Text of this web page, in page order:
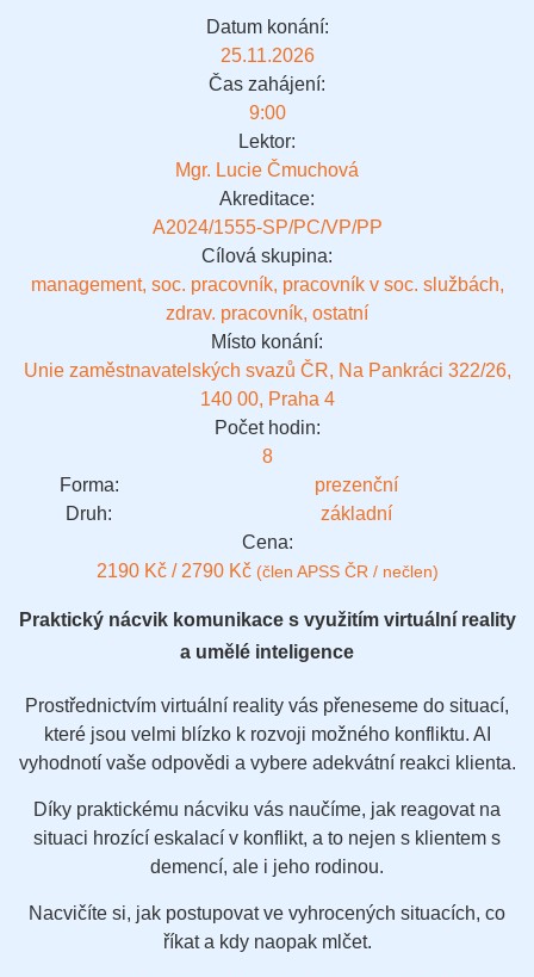
Datum konání:
25.11.2026
Čas zahájení:
9:00
Lektor:
Mgr. Lucie Čmuchová
Akreditace:
A2024/1555-SP/PC/VP/PP
Cílová skupina:
management, soc. pracovník, pracovník v soc. službách,
zdrav. pracovník, ostatní
Místo konání:
Unie zaměstnavatelských svazů ČR, Na Pankráci 322/26,
140 00, Praha 4
Počet hodin:
8
Forma:
prezenční
Druh:
základní
Cena:
2190 Kč / 2790 Kč (člen APSS ČR / nečlen)
Praktický nácvik komunikace s využitím virtuální reality
a umělé inteligence
Prostřednictvím virtuální reality vás přeneseme do situací,
které jsou velmi blízko k rozvoji možného konfliktu. AI
vyhodnotí vaše odpovědi a vybere adekvátní reakci klienta.
Díky praktickému nácviku vás naučíme, jak reagovat na
situaci hrozící eskalací v konflikt, a to nejen s klientem s
demencí, ale i jeho rodinou.
Nacvičíte si, jak postupovat ve vyhrocených situacích, co
říkat a kdy naopak mlčet.